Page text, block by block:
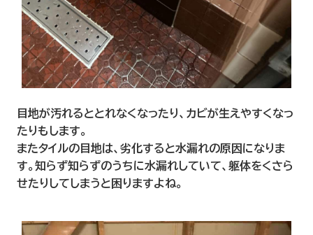
目地が汚れるととれなくなったり、カビが生えやすくなっ
たりもします。
またタイルの目地は、劣化すると水漏れの原因になりま
す。知らず知らずのうちに水漏れしていて、躯体をくさら
せたりしてしまうと困りますよね。